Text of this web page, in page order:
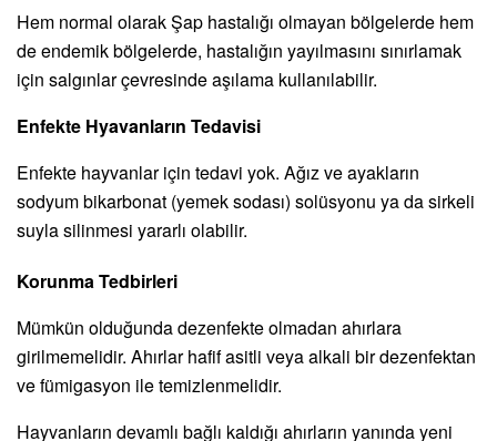
Hem normal olarak Şap hastalığı olmayan bölgelerde hem
de endemik bölgelerde, hastalığın yayılmasını sınırlamak
için salgınlar çevresinde aşılama kullanılabilir.
Enfekte Hyavanların Tedavisi
Enfekte hayvanlar için tedavi yok. Ağız ve ayakların
sodyum bikarbonat (yemek sodası) solüsyonu ya da sirkeli
suyla silinmesi yararlı olabilir.
Korunma Tedbirleri
Mümkün olduğunda dezenfekte olmadan ahırlara
girilmemelidir. Ahırlar hafif asitli veya alkali bir dezenfektan
ve fümigasyon ile temizlenmelidir.
Hayvanların devamlı bağlı kaldığı ahırların yanında yeni